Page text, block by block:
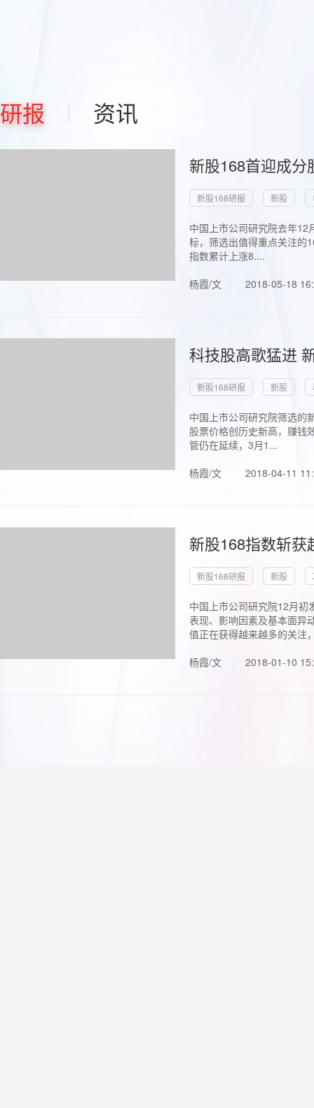
研报 资讯
新股168首迎成
新股168研报 新股
中国上市公司研究院去年
标，筛选出值得重点关注的
指数累计上涨8....
杨霞/文
2018-05-18
科技股高歌猛进
新股168研报 新股
中国上市公司研究院筛选的
股票价格创历史新高，赚钱
管仍在延续，3月1...
杨霞/文
2018-04-11
新股168指数斩
新股168研报 新股
中国上市公司研究院12月初
表现、影响因素及基本面异
值正在获得越来越多的关注
杨霞/文
2018-01-10